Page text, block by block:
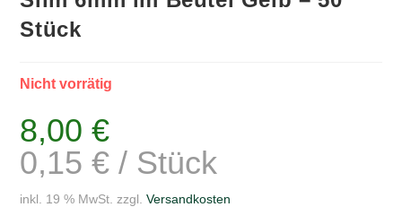
Stück
Nicht vorrätig
8,00€
0,15€ / Stück
inkl. 19 % MwSt. zzgl.Versandkosten